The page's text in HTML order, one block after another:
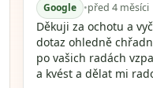
Google •před 4 měsíci
Děkuji za ochotu a
dotaz ohledně
po vašich radách
a kvést a dělat mi